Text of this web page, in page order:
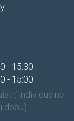
- 15:30
- 15:00
individuálne